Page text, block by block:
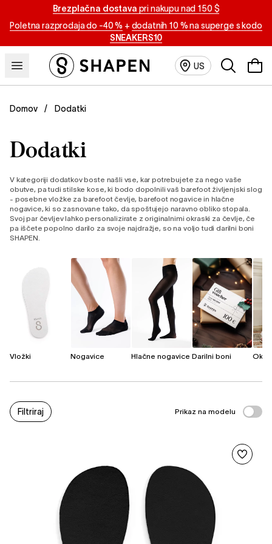
Brezplačna dostava pri nakupu nad 150 $
Poletna razprodaja do -40 % + dodatnih 10 % na superge s kodo
SNEAKERS10
US Išči
Domov Dodatki
Dodatki
V kategoriji dodatkov boste našli vse, kar potrebujete za nego vaše
obutve, pa tudi stilske kose, ki bodo dopolnili vaš barefoot življenjski slog
- posebne vložke za barefoot čevlje, barefoot nogavice in hlačne
nogavice, ki so zasnovane tako, da spoštujejo naravno obliko stopala.
Svoj par čevljev lahko personalizirate z originalnimi okraski za čevlje, če
pa iščete popolno darilo za svoje najdražje, so na voljo tudi darilni boni
SHAPEN.
Vložki Nogavice Hlačne nogavice Darilni boni
Filtriraj Prikaz na modelu